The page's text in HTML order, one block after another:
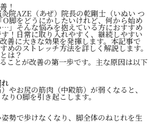
！
院AZE（あぜ）院長の乾剛士（いぬい つ
O脚をどうにかしたいけれど、何から始め
」そんな悩みを抱えている方におすすめ
！日常に取り入れやすく、継続しやすい
善に大きな効果を発揮します。本記事で
めのストレッチ方法を詳しく解説します。
は？
ことが改善の第一歩です。主な原因は以下
やお尻の筋肉（中殿筋）が弱くなると、
りO脚を引き起こします。
勢で歩けなくなり、脚全体のねじれを生